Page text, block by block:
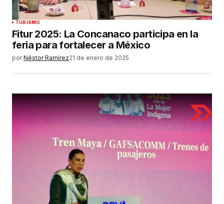
TURISMO
Fitur 2025: La Concanaco participa en la
feria para fortalecer a México
por Néstor Ramírez21 de enero de 2025